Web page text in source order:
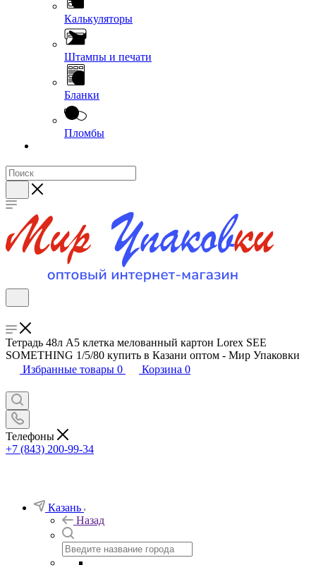
Калькуляторы
Штампы и печати
Бланки
Пломбы
Тетрадь 48л А5 клетка мелованный картон Lorex SEE
SOMETHING 1/5/80 купить в Казани оптом - Мир Упаковки
Избранные товары 0 Корзина 0
Телефоны
+7 (843) 200-99-34
Казань
Назад